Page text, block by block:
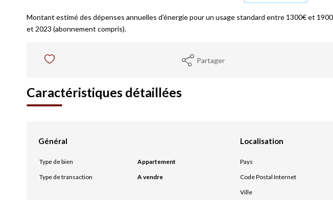
Montant estimé des dépenses annuelles d'énergie pour un usage standard entre 1300€ et
et 2023 (abonnement compris).
Partager
Caractéristiques détaillées
Général
Type de bien
Appartement
Type de transaction
A vendre
Localisation
Pays
Code Postal Internet
Ville